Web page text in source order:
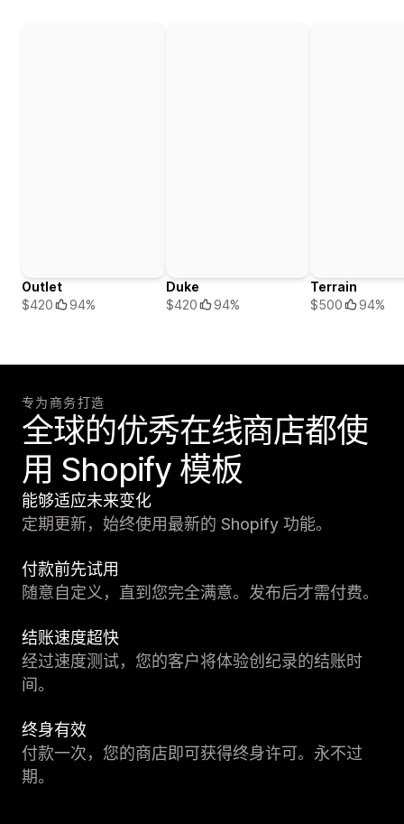
Outlet
$420
94%
Duke
$420
94%
Terrain
$500
94%
专为商务打造
全球的优秀在线商店都使
用 Shopify 模板
能够适应未来变化
定期更新，始终使用最新的 Shopify 功能。
付款前先试用
随意自定义，直到您完全满意。发布后才需付费。
结账速度超快
经过速度测试，您的客户将体验创纪录的结账时
间。
终身有效
付款一次，您的商店即可获得终身许可。永不过
期。